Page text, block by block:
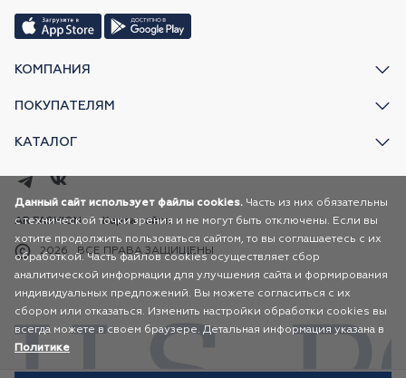
КОМПАНИЯ
ПОКУПАТЕЛЯМ
КАТАЛОГ
2026 ВСЕ ПРАВА ЗАЩИЩЕНЫ
AR FASHION Карта сайта
Данный сайт использует файлы cookies. Часть из них обязательны
с технической точки зрения и не могут быть отключены. Если вы
хотите продолжить пользоваться сайтом, то вы соглашаетесь с их
обработкой. Часть файлов cookies осуществляет сбор
аналитической информации для улучшения сайта и формирования
индивидуальных предложений. Вы можете согласиться с их
сбором или отказаться. Изменить настройки обработки cookies вы
всегда можете в своем браузере. Детальная информация указана в
Политике